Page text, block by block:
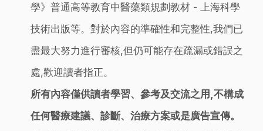
學》普通高等教育中醫藥類規劃教材 - 上海科學
技術出版等。對於內容的準確性和完整性,我們已
盡最大努力進行審核,但仍可能存在疏漏或錯誤之
處,歡迎讀者指正。
所有內容僅供讀者學習、參考及交流之用,不構成
任何醫療建議、診斷、治療方案或是廣告宣傳。